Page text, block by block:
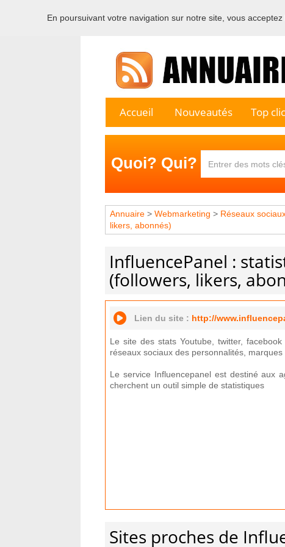
Bienvenue
Accueil Nouveautés Top
Quoi? Qui?
Annuaire > Webmarketing > Réseaux
likers, abonnés)
InfluencePanel :
(followers, likers,
Lien du site : http://
Le site des stats Youtube, twitter,
réseaux sociaux des personnalités, marques
Le service Influencepanel est destiné aux
cherchent un outil simple de statistiques
Sites proches de
En poursuivant votre navigation sur notre site, vous